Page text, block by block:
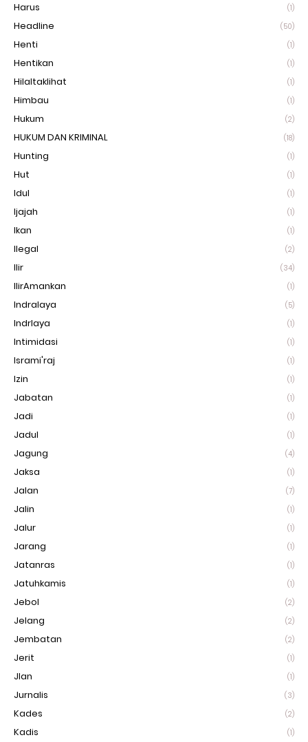
Harus (1)
Headline (50)
Henti (1)
Hentikan (1)
Hilaltaklihat (1)
Himbau (1)
Hukum (2)
HUKUM DAN KRIMINAL (18)
Hunting (1)
Hut (1)
Idul (1)
Ijajah (1)
Ikan (1)
Ilegal (2)
Ilir (34)
IlirAmankan (1)
Indralaya (5)
Indrlaya (1)
Intimidasi (1)
Isrami'raj (1)
Izin (1)
Jabatan (1)
Jadi (1)
Jadul (1)
Jagung (4)
Jaksa (1)
Jalan (7)
Jalin (1)
Jalur (1)
Jarang (1)
Jatanras (1)
Jatuhkamis (1)
Jebol (2)
Jelang (2)
Jembatan (2)
Jerit (1)
Jlan (1)
Jurnalis (3)
Kades (2)
Kadis (1)